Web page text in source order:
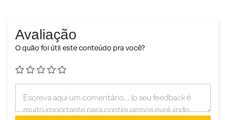
Avaliação
O quão foi útil este conteúdo pra você?